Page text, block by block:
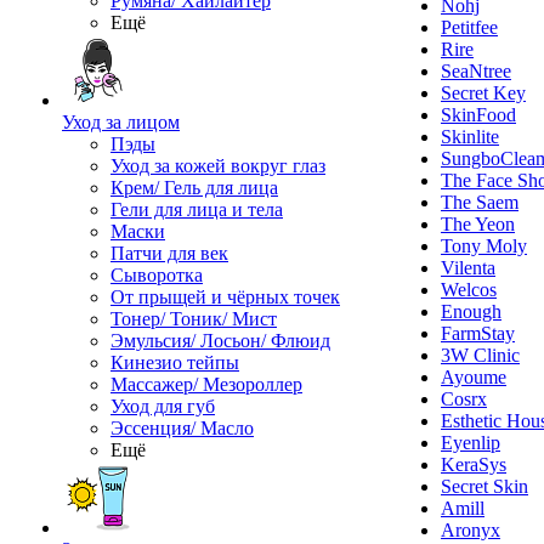
Ещё
Уход за лицом
Пэды
Уход за кожей вокруг глаз
Крем/ Гель для лица
Гели для лица и тела
Маски
Патчи для век
Сыворотка
От прыщей и чёрных точек
Тонер/ Тоник/ Мист
Эмульсия/ Лосьон/ Флюид
Кинезио тейпы
Массажер/ Мезороллер
Уход для губ
Эссенция/ Масло
Ещё
Nohj
Petitfee
Rire
SeaNtree
Secret Key
SkinFood
Skinlite
The Face
The Saem
The Yeon
Tony Moly
Vilenta
Welcos
Enough
FarmStay
3W Clinic
Ayoume
Cosrx
Esthetic
Eyenlip
KeraSys
Secret Skin
Amill
Aronyx